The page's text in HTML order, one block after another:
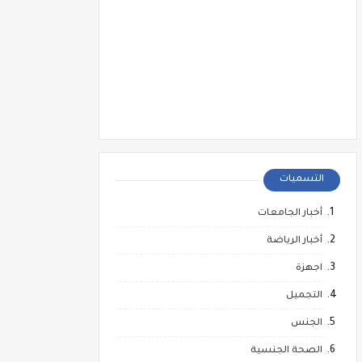
التسميات
أخبار الجامعات
أخبار الرياضة
اجهزة
التجميل
الجنس
الصحة الجنسية